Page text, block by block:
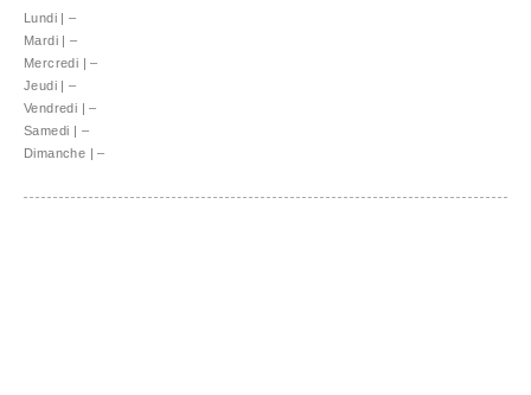
Lundi | –
Mardi | –
Mercredi | –
Jeudi | –
Vendredi | –
Samedi | –
Dimanche | –